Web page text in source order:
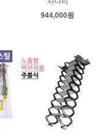
944,000원